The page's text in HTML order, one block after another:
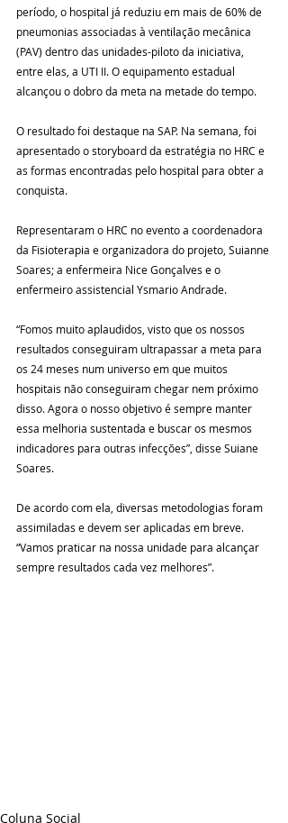
período, o hospital já reduziu em mais de 60% de
pneumonias associadas à ventilação mecânica
(PAV) dentro das unidades-piloto da iniciativa,
entre elas, a UTI II. O equipamento estadual
alcançou o dobro da meta na metade do tempo.
O resultado foi destaque na SAP. Na semana, foi
apresentado o storyboard da estratégia no HRC e
as formas encontradas pelo hospital para obter a
conquista.
Representaram o HRC no evento a coordenadora
da Fisioterapia e organizadora do projeto, Suianne
Soares; a enfermeira Nice Gonçalves e o
enfermeiro assistencial Ysmario Andrade.
“Fomos muito aplaudidos, visto que os nossos
resultados conseguiram ultrapassar a meta para
os 24 meses num universo em que muitos
hospitais não conseguiram chegar nem próximo
disso. Agora o nosso objetivo é sempre manter
essa melhoria sustentada e buscar os mesmos
indicadores para outras infecções”, disse Suiane
Soares.
De acordo com ela, diversas metodologias foram
assimiladas e devem ser aplicadas em breve.
“Vamos praticar na nossa unidade para alcançar
sempre resultados cada vez melhores”.
Coluna Social